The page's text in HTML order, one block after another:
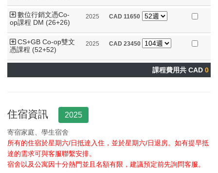
數位行銷文憑Co-
op課程 DM (26+26)
2025 CAD 11650
CS+GB Co-op雙文
憑課程 (52+52)
2025 CAD 23450
課程費用共 CAD 0
住宿資訊 2025
寄宿家庭、學生宿舍
所有的住宿於星期六/日抵達入住，並於星期六/日退房。如有提早抵
達的需求可與客服聯繫安排。
宿舍以及公寓因十分熱門並且名額有限，建議預定前先詢問客服。